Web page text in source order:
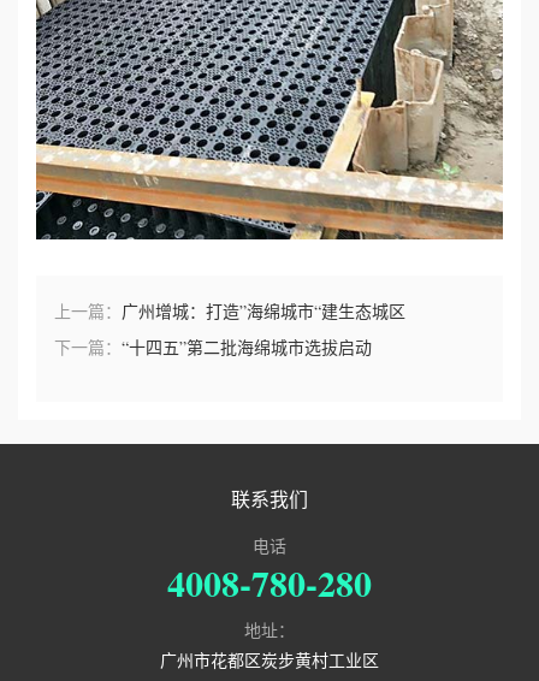
上一篇： 广州增城：打造”海绵城市“建生态城区
下一篇： “十四五”第二批海绵城市选拔启动
联系我们
电话
4008-780-280
地址：
广州市花都区炭步黄村工业区